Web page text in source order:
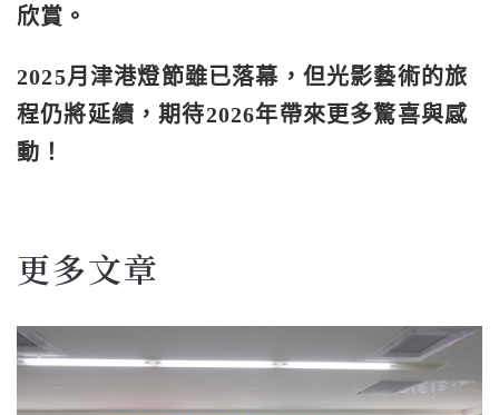
欣賞。
2025月津港燈節雖已落幕，但光影藝術的旅
程仍將延續，期待2026年帶來更多驚喜與感
動！
更多文章